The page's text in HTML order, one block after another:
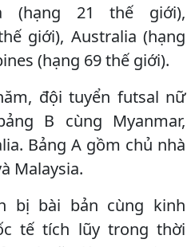
(hạng 21 thế giới),
giới), Australia (hạng
(hạng 69 thế giới).
đội tuyển futsal nữ
B cùng Myanmar,
Bảng A gồm chủ nhà
Malaysia.
bị bài bản cùng kinh
tế tích lũy trong thời